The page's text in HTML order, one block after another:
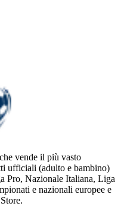
vende il più vasto
ufficiali (adulto e bambino)
Pro, Nazionale Italiana, Liga
e nazionali europee e